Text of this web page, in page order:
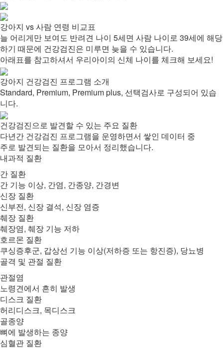
강아지 vs 사람 연령 비교표
늘 어리게만 보여도 반려견 나이 5세면 사람 나이로 39세에 해당
하기 때문에 건강검진은 미루면 늦을 수 있습니다.
아래표를 참고하셔서 우리아이의 신체 나이를 체크해 보세요!
강아지 건강검진 프로그램 소개
Standard, Premium, Premium plus, 선택검사로 구성되어 있습
니다.
건강검진으로 발견할 수 있는 주요 질환
다년간 건강검진 프로그램을 운영하면서 쌓인 데이터 중
주로 발견되는 질환을 모아서 정리했습니다.
내과적 질환
간 질환
간 기능 이상, 간염, 간종양, 간경변
신장 질환
신부전, 신장 결석, 신장 염증
췌장 질환
췌장염, 췌장 기능 저하
호르몬 질환
쿠싱증후군, 갑상선 기능 이상(저하증 또는 항진증), 당뇨병
골격 및 관절 질환
관절염
노령견에서 흔히 발생
디스크 질환
허리디스크, 목디스크
골종양
뼈에 발생하는 종양
심혈관 질환